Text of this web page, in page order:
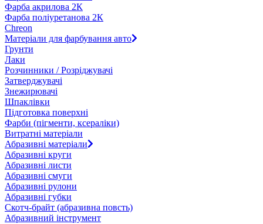
Фарба акрилова 2К
Фарба поліуретанова 2К
Chreon
Матеріали для фарбування авто
Грунти
Лаки
Розчинники / Розріджувачі
Затверджувачі
Знежирювачі
Шпаклівки
Підготовка поверхні
Фарби (пігменти, ксераліки)
Витратні матеріали
Абразивні матеріали
Абразивні круги
Абразивні листи
Абразивні смуги
Абразивні рулони
Абразивні губки
Скотч-брайт (абразивна повсть)
Абразивний інструмент